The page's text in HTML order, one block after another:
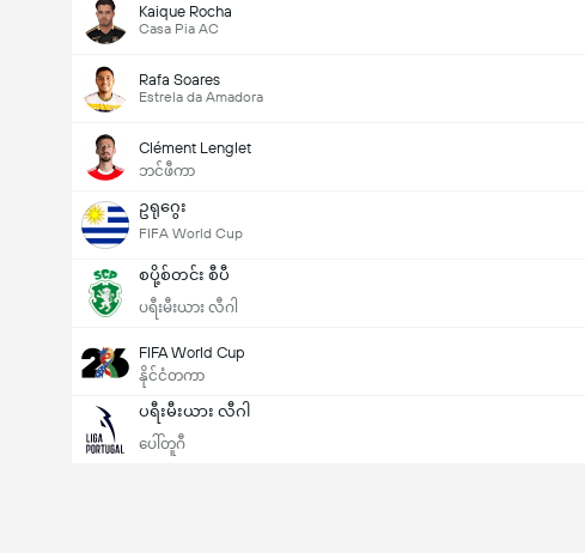
Kaique Rocha
Casa Pia AC
Rafa Soares
Estrela da Amadora
Clément Lenglet
ဘင်ဖီကာ
ဥရုဂွေး
FIFA World Cup
စပို့စ်တင်း စီပီ
ပရီးမီးယား လီဂါ
FIFA World Cup
နိုင်ငံတကာ
ပရီးမီးယား လီဂါ
ပေါ်တူဂီ